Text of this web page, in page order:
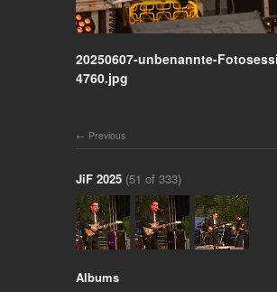
20250607-unbenannte-
4760.jpg
Previous
JiF 2025 (51 of 333)
Albums